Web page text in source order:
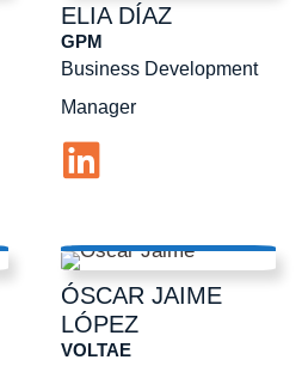
ELIADÍAZ
Business Development
Manager
GPM
ÓSCAR JAIME
LÓPEZ
VOLTAE